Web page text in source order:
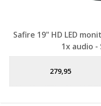
Safire 19" HD LED
1x audio -
279,95